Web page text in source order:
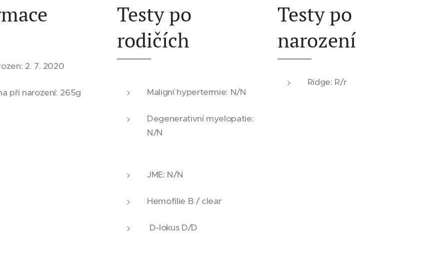
2. 7. 2020
při narození: 265g
Testy po
rodičích
Maligní hypertermie: N/N
Degenerativní myelopatie:
N/N
JME: N/N
Hemofilie B / clear
D-lokus D/D
Testy po
narození
Ridge: R/r